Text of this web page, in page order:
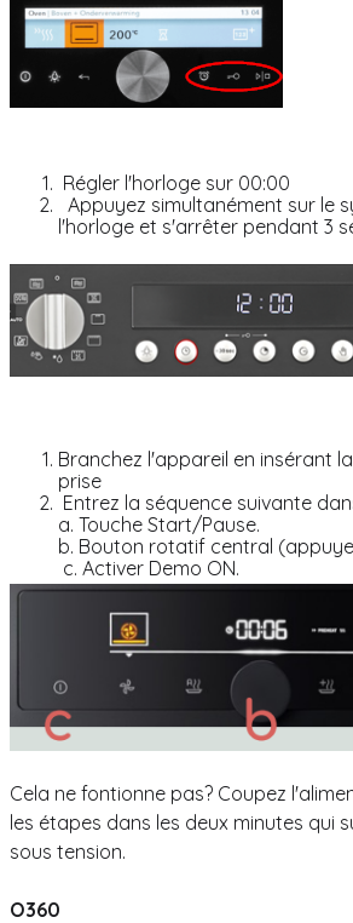
Régler l'horloge sur 00:00
Appuyez simultanément sur le
l'horloge et s'arrêter pendant 3
Branchez l'appareil en insérant
prise
Entrez la séquence suivante
a. Touche Start/Pause.
b. Bouton rotatif central
c. Activer Demo ON.
Cela ne fontionne pas? Coupez
les étapes dans les deux minutes qui
sous tension.
O360